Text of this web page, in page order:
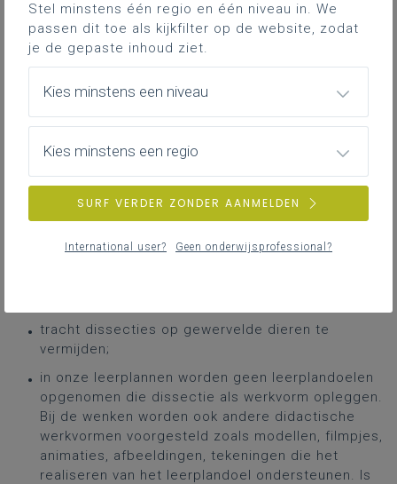
gedragsverandering. Dat geldt ook voor
het uitvoeren van dissecties in het
onderwijs. Met de onderwijskoepels werd
daarover een charter uitgewerkt dat
scholen kan ondersteunen bij de
lespraktijk.
Gekoppelde leerplannen
Vanuit dat charter kunnen onderstaande wenken en
tracht dissecties op gewervelde dieren te
vermijden;
in onze leerplannen worden geen leerplandoelen
opgenomen die dissectie als werkvorm opleggen.
Bij de wenken worden ook andere didactische
werkvormen voorgesteld zoals modellen, filmpjes,
animaties, afbeeldingen, tekeningen die het
realiseren van het leerplandoel ondersteunen. Is
Stel minstens één regio en één niveau in. We
passen dit toe als kijkfilter op de website, zodat
je de gepaste inhoud ziet.
Kies minstens een niveau
Kies minstens een regio
SURF VERDER ZONDER AANMELDEN
International user? Geen onderwijsprofessional?